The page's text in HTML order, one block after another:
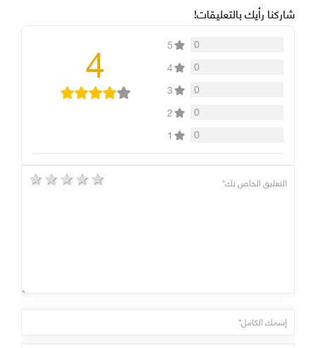
شاركنا رأيك بالتعليقات!
0
5
0
4
0
3
0
2
0
1
4
5 stars 4 stars 3 stars 2 stars 1 star